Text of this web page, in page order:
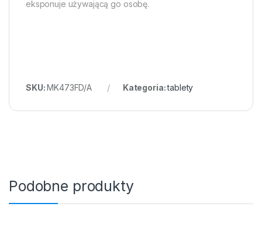
eksponuje używającą go osobę.
SKU:MK473FD/A Kategoria:tablety
Podobne produkty